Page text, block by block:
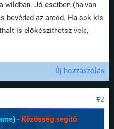
wildban. Jó esetben (ha van
bevéded az arcod. Ha sok kis
is előkészíthetsz vele,
Új hozzászólás
#2
) - Közösség segítő